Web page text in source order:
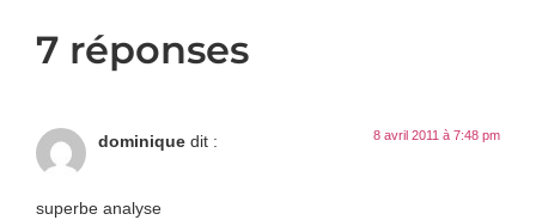
7 réponses
dominique dit : 8 avril 2011 à 7:48 pm
superbe analyse